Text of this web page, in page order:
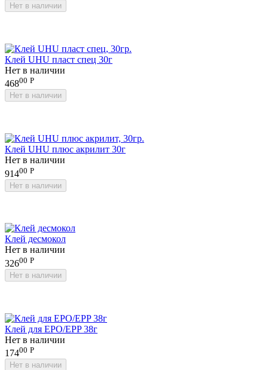
Нет в наличии
Клей UHU пласт спец 30г
Нет в наличии
46800 Р
Нет в наличии
Клей UHU плюс акрилит 30г
Нет в наличии
91400 Р
Нет в наличии
Клей десмокол
Нет в наличии
32600 Р
Нет в наличии
Клей для EPO/EPP 38г
Нет в наличии
17400 Р
Нет в наличии